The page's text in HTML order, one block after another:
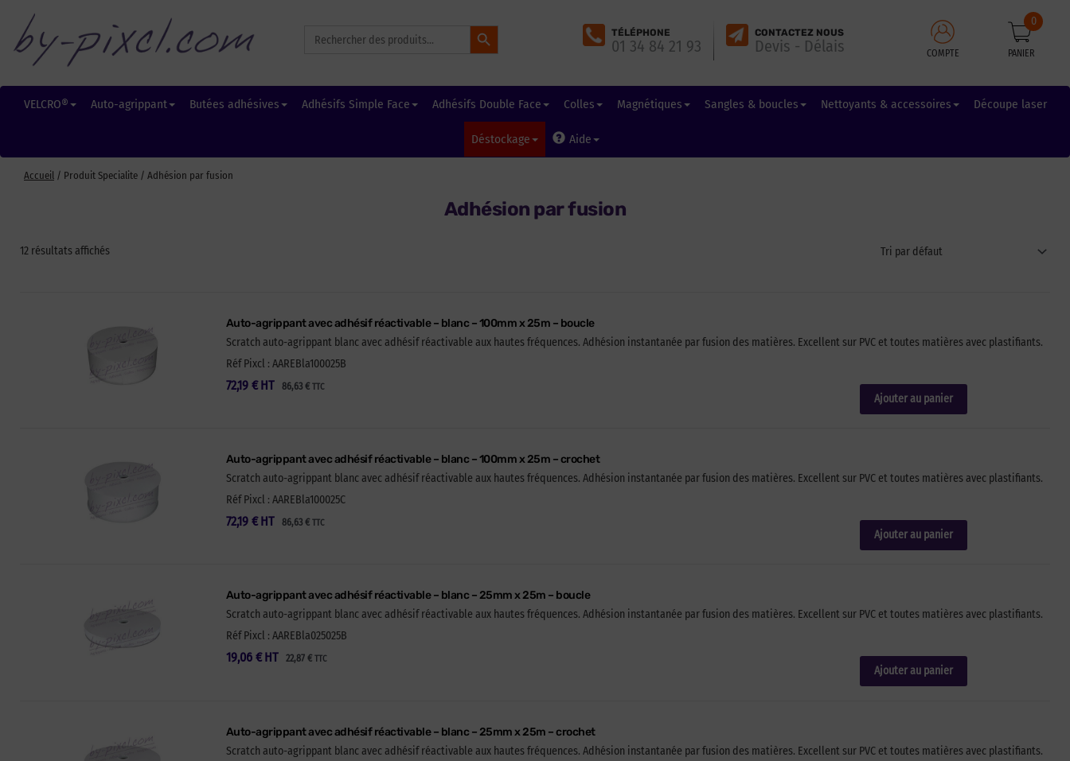
for:
Search Button
TÉLÉPHONE
01 34 84 21 93
CONTACTEZ NOUS
Devis - Délais COMPTE PANIER
0
VELCRO® Auto-agrippant Butées adhésives Adhésifs Simple Face Adhésifs Double Face Colles Magnétiques Sangles & boucles Nettoyants & accessoires Découpe laser
Déstockage Aide
Accueil / Produit Specialite / Adhésion par fusion
Adhésion par fusion
12 résultats affichés
Auto-agrippant avec adhésif réactivable – blanc – 100mm x 25m – boucle
Scratch auto-agrippant blanc avec adhésif réactivable aux hautes fréquences. Adhésion instantanée par fusion des matières. Excellent sur PVC et toutes matières avec plastifiants.
Réf Pixcl : AAREBla100025B
72,19 € 86,63 €TTC
HT
Ajouter au panier
Auto-agrippant avec adhésif réactivable – blanc – 100mm x 25m – crochet
Scratch auto-agrippant blanc avec adhésif réactivable aux hautes fréquences. Adhésion instantanée par fusion des matières. Excellent sur PVC et toutes matières avec plastifiants.
Réf Pixcl : AAREBla100025C
72,19 € 86,63 €TTC
HT
Ajouter au panier
Auto-agrippant avec adhésif réactivable – blanc – 25mm x 25m – boucle
Scratch auto-agrippant blanc avec adhésif réactivable aux hautes fréquences. Adhésion instantanée par fusion des matières. Excellent sur PVC et toutes matières avec plastifiants.
Réf Pixcl : AAREBla025025B
19,06 € 22,87 €TTC
HT
Ajouter au panier
Auto-agrippant avec adhésif réactivable – blanc – 25mm x 25m – crochet
Scratch auto-agrippant blanc avec adhésif réactivable aux hautes fréquences. Adhésion instantanée par fusion des matières. Excellent sur PVC et toutes matières avec plastifiants.